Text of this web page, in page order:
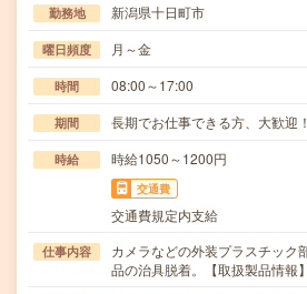
勤務地 新潟県十日町市
曜日頻度 月～金
時間 08:00～17:00
期間 長期でお仕事できる方、大歓迎！
時給 時給1050～1200円
交通費
交通費規定内支給
仕事内容
カメラなどの外装プラスチック
品の治具脱着。【取扱製品情